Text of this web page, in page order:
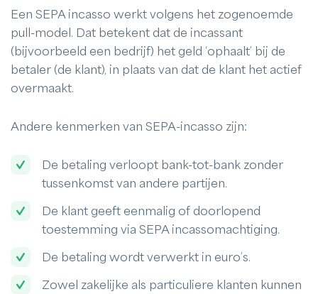
Een SEPA incasso werkt volgens het zogenoemde
pull-model. Dat betekent dat de incassant
(bijvoorbeeld een bedrijf) het geld ‘ophaalt’ bij de
betaler (de klant), in plaats van dat de klant het actief
overmaakt.
Andere kenmerken van SEPA-incasso zijn:
De betaling verloopt bank-tot-bank zonder
tussenkomst van andere partijen.
De klant geeft eenmalig of doorlopend
toestemming via SEPA incassomachtiging.
De betaling wordt verwerkt in euro’s.
Zowel zakelijke als particuliere klanten kunnen